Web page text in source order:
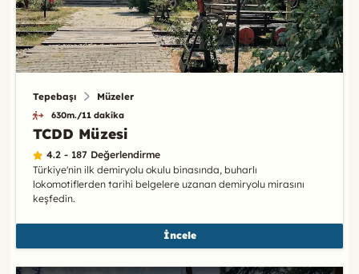
Tepebaşı Müzeler
630m./11 dakika
TCDD Müzesi
4.2 - 187 Değerlendirme
Türkiye'nin ilk demiryolu okulu binasında, buharlı
lokomotiflerden tarihi belgelere uzanan demiryolu mirasını
keşfedin.
İncele